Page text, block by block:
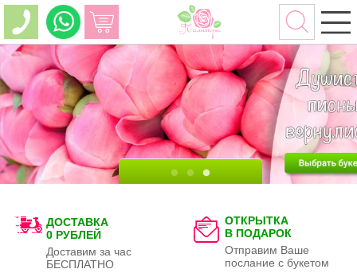
ДОСТАВКА
0 РУБЛЕЙ
Доставим за час
БЕСПЛАТНО
ОТКРЫТКА
В ПОДАРОК
Отправим Ваше
послание с букетом